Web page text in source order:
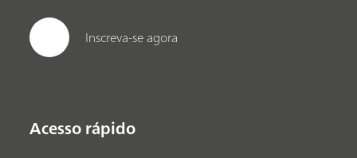
Inscreva-se agora
Acesso rápido